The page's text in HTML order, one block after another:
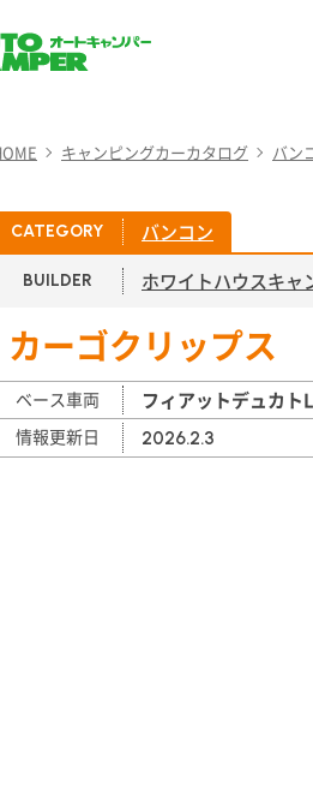
キャンピングカーカタログ バン
CATEGORY バンコン
BUILDER ホワイトハウスキャ
カーゴクリップス
ベース車両 フィアットデュカト
情報更新日 2026.2.3